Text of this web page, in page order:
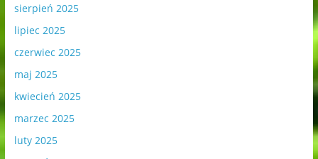
sierpień 2025
lipiec 2025
czerwiec 2025
maj 2025
kwiecień 2025
marzec 2025
luty 2025